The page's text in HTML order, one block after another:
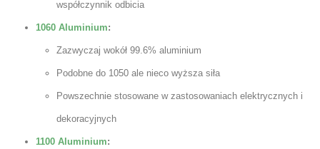
współczynnik odbicia
1060 Aluminium:
Zazwyczaj wokół 99.6% aluminium
Podobne do 1050 ale nieco wyższa siła
Powszechnie stosowane w zastosowaniach elektrycznych i
dekoracyjnych
1100 Aluminium: